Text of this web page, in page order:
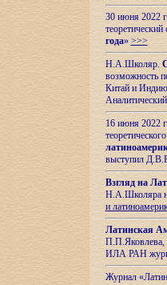
30 июня 2022
года» >>>
Н.А.Школяр.
возможность
Китай и
16 июня 2022
выступил
Взгляд на
Н.А.Школяра
и
Латинская
П.П.Яковлева,
ИЛА РАН
Журнал